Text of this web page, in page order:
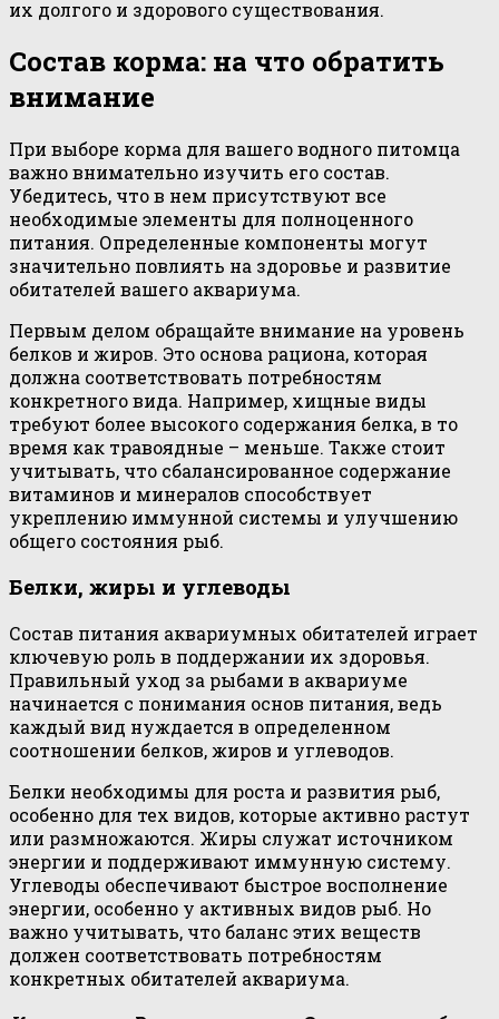
их долгого и здорового существования.
Состав корма: на что обратить
внимание
При выборе корма для вашего водного питомца
важно внимательно изучить его состав.
Убедитесь, что в нем присутствуют все
необходимые элементы для полноценного
питания. Определенные компоненты могут
значительно повлиять на здоровье и развитие
обитателей вашего аквариума.
Первым делом обращайте внимание на уровень
белков и жиров. Это основа рациона, которая
должна соответствовать потребностям
конкретного вида. Например, хищные виды
требуют более высокого содержания белка, в то
время как травоядные – меньше. Также стоит
учитывать, что сбалансированное содержание
витаминов и минералов способствует
укреплению иммунной системы и улучшению
общего состояния рыб.
Белки, жиры и углеводы
Состав питания аквариумных обитателей играет
ключевую роль в поддержании их здоровья.
Правильный уход за рыбами в аквариуме
начинается с понимания основ питания, ведь
каждый вид нуждается в определенном
соотношении белков, жиров и углеводов.
Белки необходимы для роста и развития рыб,
особенно для тех видов, которые активно растут
или размножаются. Жиры служат источником
энергии и поддерживают иммунную систему.
Углеводы обеспечивают быстрое восполнение
энергии, особенно у активных видов рыб. Но
важно учитывать, что баланс этих веществ
должен соответствовать потребностям
конкретных обитателей аквариума.